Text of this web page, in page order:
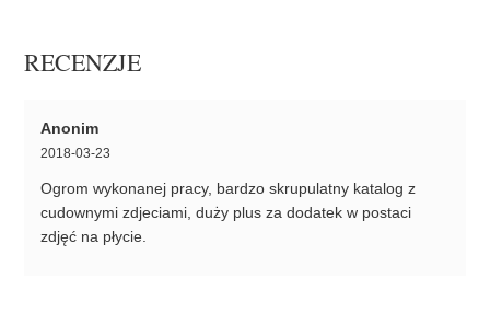
RECENZJE
Anonim
2018-03-23
Ogrom wykonanej pracy, bardzo skrupulatny katalog z
cudownymi zdjeciami, duży plus za dodatek w postaci
zdjęć na płycie.